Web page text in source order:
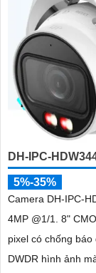
DH-IPC-
5%-35%
Camera DH-IPC-
4MP @1/1. 8"
pixel có chống
DWDR hình ảnh